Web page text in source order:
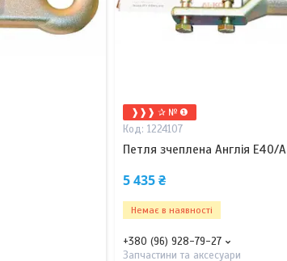
❱❱❱ ✰ № ❶
1224107
Петля зчеплена Англія E40/A
5 435 ₴
Немає в наявності
+380 (96) 928-79-27
Запчастини та аксесуари